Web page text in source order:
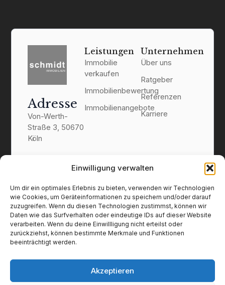
Einwilligung verwalten
Um dir ein optimales Erlebnis zu bieten, verwenden wir Technologien
wie Cookies, um Geräteinformationen zu speichern und/oder darauf
zuzugreifen. Wenn du diesen Technologien zustimmst, können wir
Daten wie das Surfverhalten oder eindeutige IDs auf dieser Website
verarbeiten. Wenn du deine Einwillligung nicht erteilst oder
zurückziehst, können bestimmte Merkmale und Funktionen
beeinträchtigt werden.
Akzeptieren
Adresse
Von-Werth-
Straße 3, 50670
Köln
Kontakt
info@schmidt-
immobilien.koeln
Leistungen
Immobilie
verkaufen
Immobilienbewertung
Immobilienangebote
Unternehmen
Über uns
Ratgeber
Referenzen
Karriere